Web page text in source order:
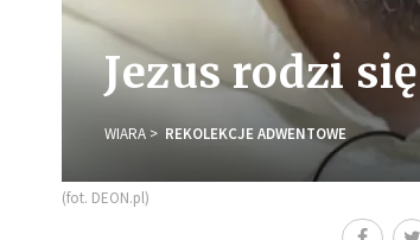
Jezus rodzi
WIARA REKOLEKCJE ADWENTOWE
(fot. DEON.pl)